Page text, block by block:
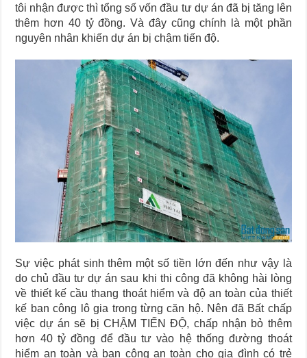
tôi nhận được thì tổng số vốn đầu tư dự án đã bị tăng lên
thêm hơn 40 tỷ đồng. Và đây cũng chính là một phần
nguyên nhân khiến dự án bị chậm tiến độ.
Sự việc phát sinh thêm một số tiền lớn đến như vậy là
do chủ đầu tư dự án sau khi thi công đã không hài lòng
về thiết kế cầu thang thoát hiểm và độ an toàn của thiết
kế ban công lô gia trong từng căn hộ. Nên đã Bất chấp
việc dự án sẽ bị CHẬM TIẾN ĐỘ, chấp nhận bỏ thêm
hơn 40 tỷ đồng để đầu tư vào hệ thống đường thoát
hiểm an toàn và ban công an toàn cho gia đình có trẻ